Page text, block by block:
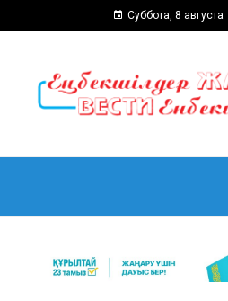
Суббота, 8 августа